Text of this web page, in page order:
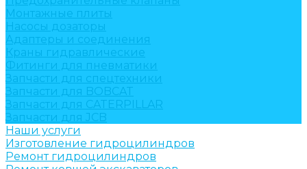
Монтажные плиты
Насосы дозаторы
Адаптеры и соединения
Краны гидравлические
Фитинги для пневматики
Запчасти для спецтехники
Запчасти для BOBCAT
Запчасти для CATERPILLAR
Запчасти для JCB
Наши услуги
Изготовление гидроцилиндров
Ремонт гидроцилиндров